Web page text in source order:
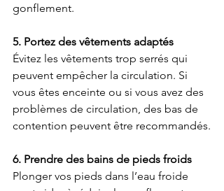
gonflement.
5. Portez des vêtements adaptés
Évitez les vêtements trop serrés qui
peuvent empêcher la circulation. Si
vous êtes enceinte ou si vous avez des
problèmes de circulation, des bas de
contention peuvent être recommandés.
6. Prendre des bains de pieds froids
Plonger vos pieds dans l’eau froide